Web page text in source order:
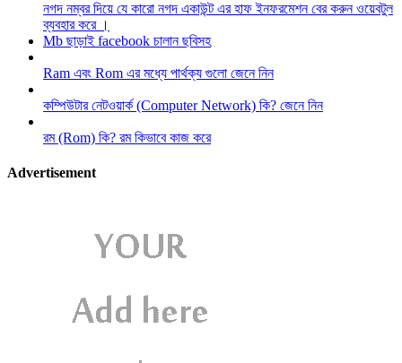
নগদ নম্বর দিয়ে যে কারো নগদ একাউন্ট এর হাফ ইনফরমেশন বের করুন ওয়েবটুল
ব্যবহার করে ।
Mb ছাড়াই facebook চালান ছবিসহ
Ram এবং Rom এর মধ্যে পার্থক্য গুলো জেনে নিন
কম্পিউটার নেটওয়ার্ক (Computer Network) কি? জেনে নিন
রম (Rom) কি? রম কিভাবে কাজ করে
Advertisement